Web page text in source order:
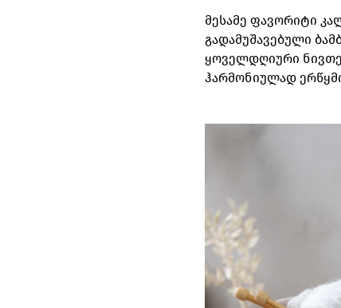
მესამე ფავორიტი
გადამუშავებული
ყოველდღიური
ჰარმონიულად